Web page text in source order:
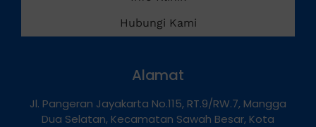
Dua Selatan, Kecamatan Sawah Besar, Kota
Jakarta Pusat, Daerah Khusus Ibukota Jakarta 10730